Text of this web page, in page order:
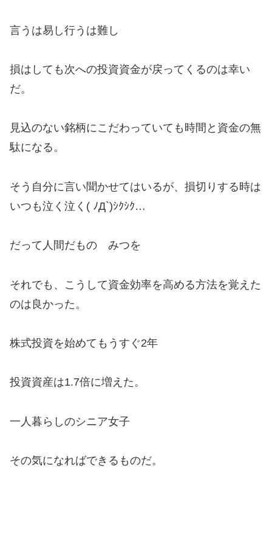
言うは易し行うは難し
損はしても次への投資資金が戻ってくるのは幸い
だ。
見込のない銘柄にこだわっていても時間と資金の無
駄になる。
そう自分に言い聞かせてはいるが、損切りする時は
いつも泣く泣く( ﾉД`)ｼｸｼｸ…
だって人間だもの みつを
それでも、こうして資金効率を高める方法を覚えた
のは良かった。
株式投資を始めてもうすぐ2年
投資資産は1.7倍に増えた。
一人暮らしのシニア女子
その気になればできるものだ。